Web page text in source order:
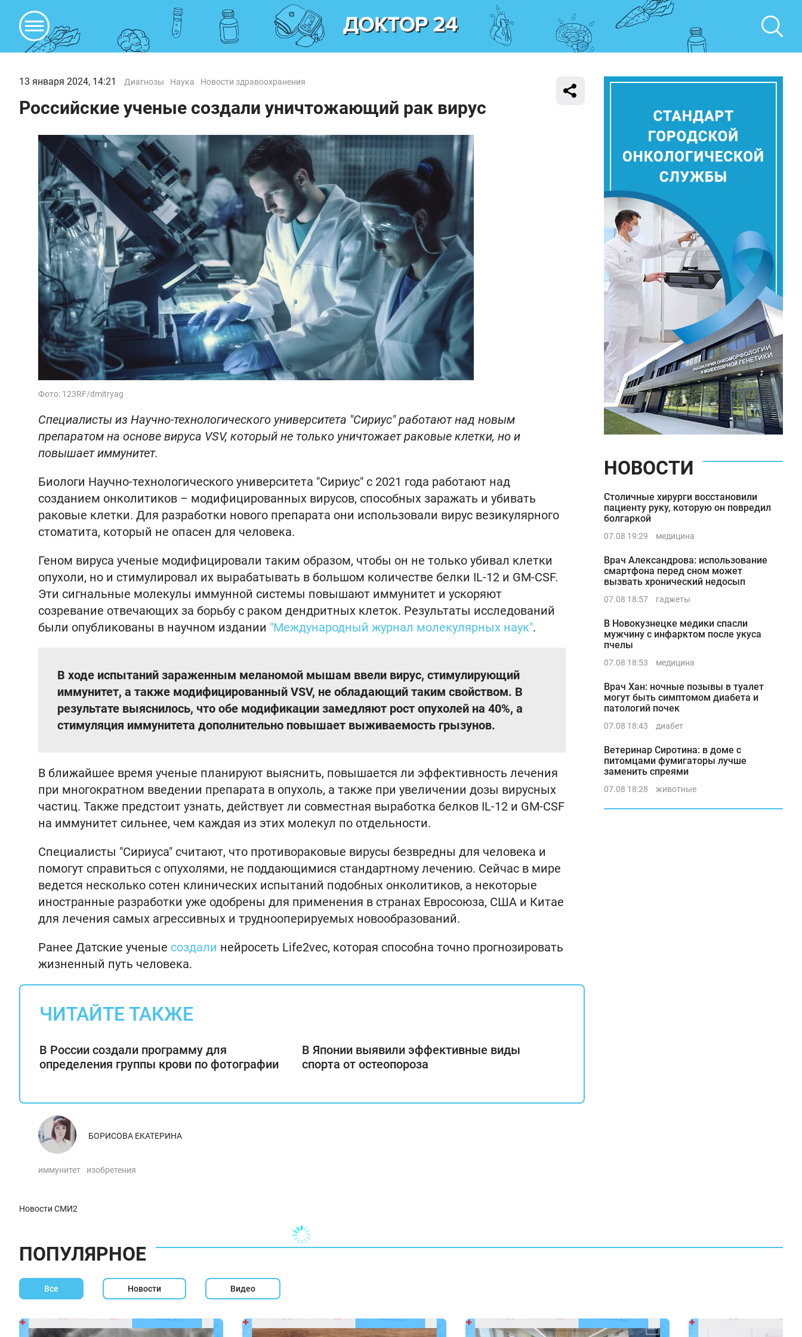
13 января 2024, 14:21 Диагнозы Наука Новости здравоохранения
Российские ученые создали уничтожающий рак вирус
Фото: 123RF/dmitryag
Специалисты из Научно-технологического университета "Сириус" работают над новым
препаратом на основе вируса VSV, который не только уничтожает раковые клетки, но и
повышает иммунитет.
Биологи Научно-технологического университета "Сириус" с 2021 года работают над
созданием онколитиков – модифицированных вирусов, способных заражать и убивать
раковые клетки. Для разработки нового препарата они использовали вирус везикулярного
стоматита, который не опасен для человека.
Геном вируса ученые модифицировали таким образом, чтобы он не только убивал клетки
опухоли, но и стимулировал их вырабатывать в большом количестве белки IL-12 и GM-CSF.
Эти сигнальные молекулы иммунной системы повышают иммунитет и ускоряют
созревание отвечающих за борьбу с раком дендритных клеток. Результаты исследований
были опубликованы в научном издании "Международный журнал молекулярных наук".
В ходе испытаний зараженным меланомой мышам ввели вирус, стимулирующий
иммунитет, а также модифицированный VSV, не обладающий таким свойством. В
результате выяснилось, что обе модификации замедляют рост опухолей на 40%, а
стимуляция иммунитета дополнительно повышает выживаемость грызунов.
В ближайшее время ученые планируют выяснить, повышается ли эффективность лечения
при многократном введении препарата в опухоль, а также при увеличении дозы вирусных
частиц. Также предстоит узнать, действует ли совместная выработка белков IL-12 и GM-CSF
на иммунитет сильнее, чем каждая из этих молекул по отдельности.
Специалисты "Сириуса" считают, что противораковые вирусы безвредны для человека и
помогут справиться с опухолями, не поддающимися стандартному лечению. Сейчас в мире
ведется несколько сотен клинических испытаний подобных онколитиков, а некоторые
иностранные разработки уже одобрены для применения в странах Евросоюза, США и Китае
для лечения самых агрессивных и труднооперируемых новообразований.
Ранее Датские ученые создали нейросеть Life2vec, которая способна точно прогнозировать
жизненный путь человека.
ЧИТАЙТЕ ТАКЖЕ
В России создали программу для
определения группы крови по фотографии
В Японии выявили эффективные виды
спорта от остеопороза
БОРИСОВА ЕКАТЕРИНА
иммунитет изобретения
Новости СМИ2
НОВОСТИ
Столичные хирурги восстановили
пациенту руку, которую он повредил
болгаркой
07.08 19:29 медицина
Врач Александрова: использование
смартфона перед сном может
вызвать хронический недосып
07.08 18:57 гаджеты
В Новокузнецке медики спасли
мужчину с инфарктом после укуса
пчелы
07.08 18:53 медицина
Врач Хан: ночные позывы в туалет
могут быть симптомом диабета и
патологий почек
07.08 18:43 диабет
Ветеринар Сиротина: в доме с
питомцами фумигаторы лучше
заменить спреями
07.08 18:28 животные
ПОПУЛЯРНОЕ
Все Новости Видео